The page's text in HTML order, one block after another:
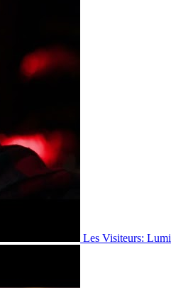
Les Visiteurs: